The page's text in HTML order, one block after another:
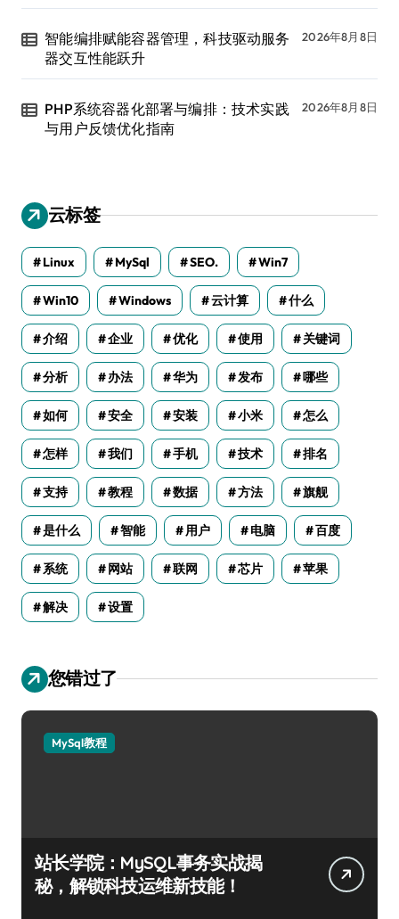
智能编排赋能容器管理，科技驱动服务
器交互性能跃升
2026年8月8日
PHP系统容器化部署与编排：技术实践
与用户反馈优化指南
2026年8月8日
云标签
Linux MySql SEO. Win7
Win10 Windows 云计算 什么
介绍 企业 优化 使用 关键词
分析 办法 华为 发布 哪些
如何 安全 安装 小米 怎么
怎样 我们 手机 技术 排名
支持 教程 数据 方法 旗舰
是什么 智能 用户 电脑 百度
系统 网站 联网 芯片 苹果
解决 设置
您错过了
MySql教程
站长学院：MySQL事务实战揭
秘，解锁科技运维新技能！